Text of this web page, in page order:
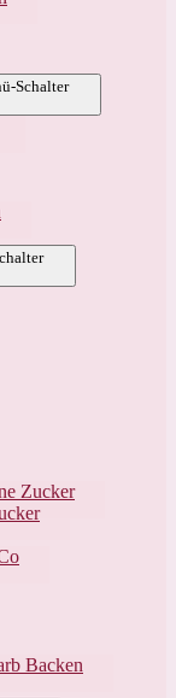
Schalter
Zucker
Backen